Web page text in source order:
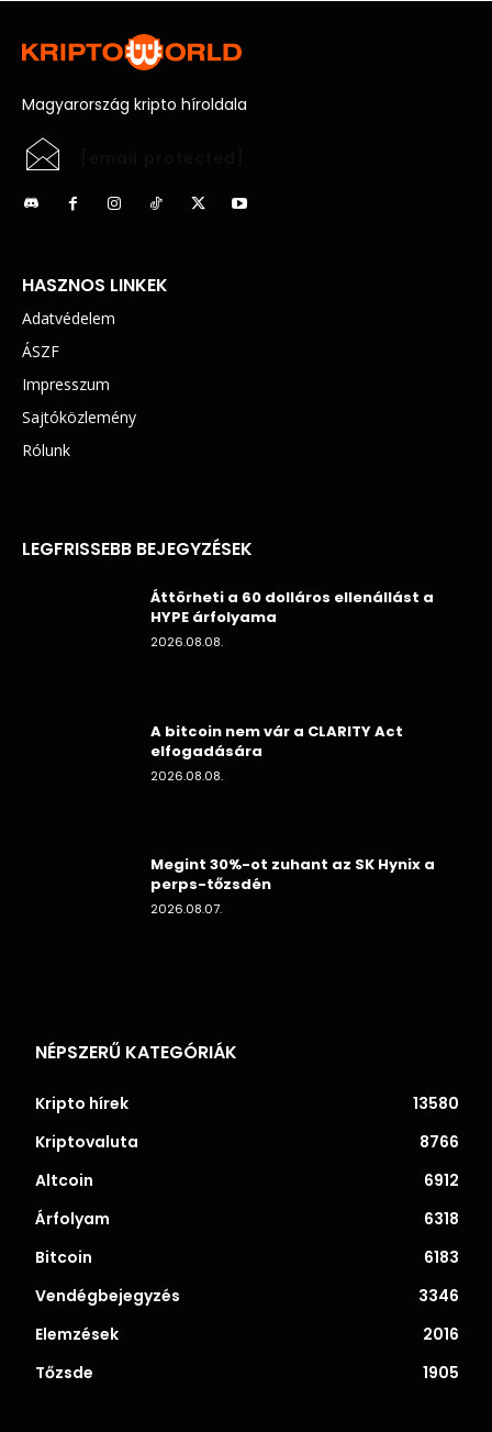
Magyarország kripto híroldala
HASZNOS LINKEK
Adatvédelem
ÁSZF
Impresszum
Sajtóközlemény
Rólunk
LEGFRISSEBB BEJEGYZÉSEK
Áttörheti a 60 dolláros ellenállást a
HYPE árfolyama
2026.08.08.
A bitcoin nem vár a CLARITY Act
elfogadására
2026.08.08.
Megint 30%-ot zuhant az SK Hynix a
perps-tőzsdén
2026.08.07.
NÉPSZERŰ KATEGÓRIÁK
Kripto hírek
13580
Kriptovaluta
8766
Altcoin
6912
Árfolyam
6318
Bitcoin
6183
Vendégbejegyzés
3346
Elemzések
2016
Tőzsde
1905